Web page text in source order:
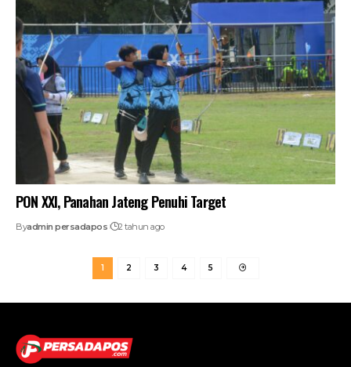
PON XXI, Panahan Jateng Penuhi Target
Byadmin persadapos 2 tahun ago
1 2 3 4 5